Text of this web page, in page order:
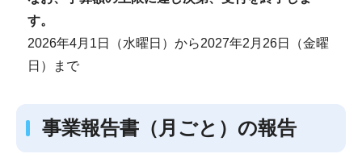
す。
2026年4月1日（水曜日）から2027年2月26日（金曜
日）まで
事業報告書（月ごと）の報告